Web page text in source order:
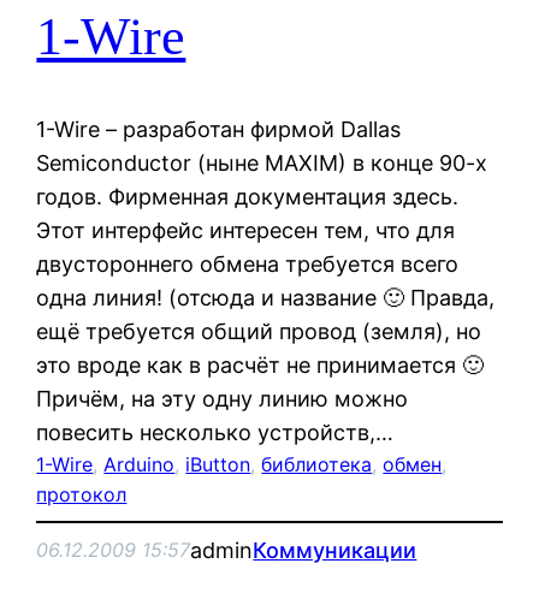
1-Wire
1-Wire – разработан фирмой Dallas
Semiconductor (ныне MAXIM) в конце 90-х
годов. Фирменная документация здесь.
Этот интерфейс интересен тем, что для
двустороннего обмена требуется всего
одна линия! (отсюда и название 🙂 Правда,
ещё требуется общий провод (земля), но
это вроде как в расчёт не принимается 🙂
Причём, на эту одну линию можно
повесить несколько устройств,…
1-Wire, Arduino, iButton, библиотека, обмен
протокол
06.12.2009 15:57adminКоммуникации